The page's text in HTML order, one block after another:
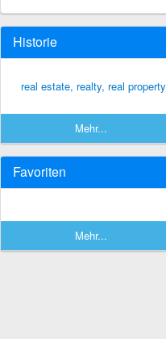
Historie
real estate, realty, real property
Mehr...
Favoriten
Mehr...